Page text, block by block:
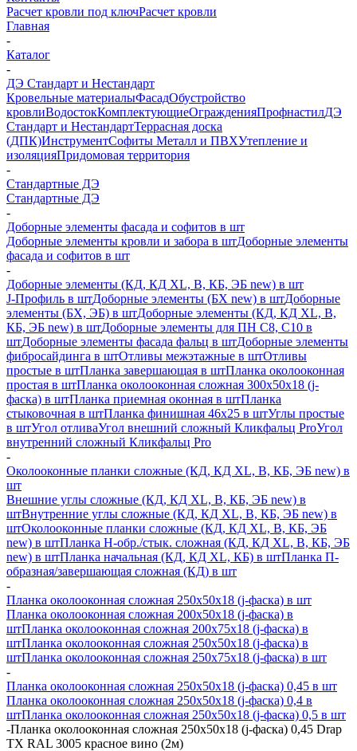
Расчет кровли под ключРасчет кровли
Главная
-
Каталог
-
ДЭ Стандарт и Нестандарт
Кровельные материалыФасадОбустройство
кровлиВодостокКомплектующиеОгражденияПрофнастилДЭ
Стандарт и НестандартТеррасная доска
(ДПК)ИнструментСофиты Металл и ПВХУтепление и
изоляцияПридомовая территория
-
Стандартные ДЭ
Стандартные ДЭ
-
Доборные элементы фасада и софитов в шт
Доборные элементы кровли и забора в штДоборные элементы
фасада и софитов в шт
-
Доборные элементы (КД, КД XL, В, КБ, ЭБ new) в шт
J-Профиль в штДоборные элементы (БХ new) в штДоборные
элементы (БХ, ЭБ) в штДоборные элементы (КД, КД XL, В,
КБ, ЭБ new) в штДоборные элементы для ПН С8, С10 в
штДоборные элементы фасада фальц в штДоборные элементы
фибросайдинга в штОтливы межэтажные в штОтливы
простые в штПланка завершающая в штПланка околооконная
простая в штПланка околооконная сложная 300х50х18 (j-
фаска) в штПланка приемная оконная в штПланка
стыковочная в штПланка финишная 46х25 в штУглы простые
в штУгол отливаУгол внешний сложный Кликфальц ProУгол
внутренний сложный Кликфальц Pro
-
Околооконные планки сложные (КД, КД XL, В, КБ, ЭБ new) в
шт
Внешние углы сложные (КД, КД XL, В, КБ, ЭБ new) в
штВнутренние углы сложные (КД, КД XL, В, КБ, ЭБ new) в
штОколооконные планки сложные (КД, КД XL, В, КБ, ЭБ
new) в штПланка H-обр./стык. сложная (КД, КД XL, В, КБ, ЭБ
new) в штПланка начальная (КД, КД XL, КБ) в штПланка П-
образная/завершающая сложная (КД) в шт
-
Планка околооконная сложная 250х50х18 (j-фаска) в шт
Планка околооконная сложная 200х50х18 (j-фаска) в
штПланка околооконная сложная 200х75х18 (j-фаска) в
штПланка околооконная сложная 250х50х18 (j-фаска) в
штПланка околооконная сложная 250х75х18 (j-фаска) в шт
-
Планка околооконная сложная 250х50х18 (j-фаска) 0,45 в шт
Планка околооконная сложная 250х50х18 (j-фаска) 0,4 в
штПланка околооконная сложная 250х50х18 (j-фаска) 0,5 в шт
-Планка околооконная сложная 250х50х18 (j-фаска) 0,45 Drap
TX RAL 3005 красное вино (2м)